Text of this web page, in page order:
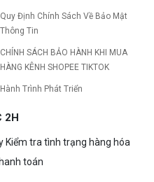
Quy Định Chính Sách Về Bảo Mật
Thông Tin
CHÍNH SÁCH BẢO HÀNH KHI MUA
HÀNG KÊNH SHOPEE TIKTOK
Hành Trình Phát Triển
2H
Kiểm tra tình trạng hàng hóa
toán